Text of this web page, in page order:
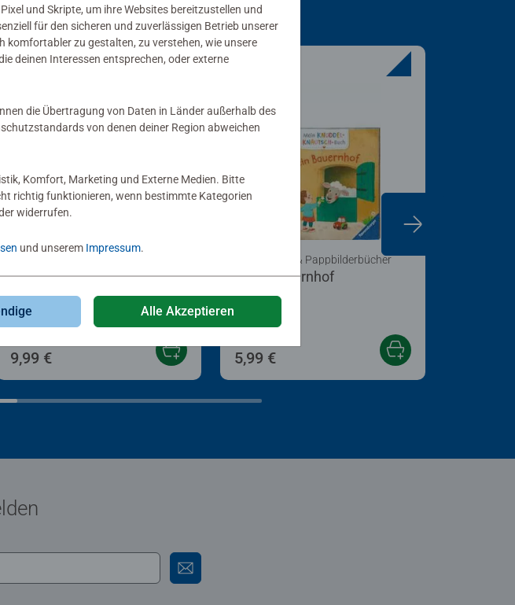
Tiere im Wald
9,99 €
Mein Bauernhof
Babybücher & Pappbilderbücher
5,99 €
und Skripte, um ihre Websites bereitzustellen und
für den sicheren und zuverlässigen Betrieb unserer
komfortabler zu gestalten, zu verstehen, wie unsere
deinen Interessen entsprechen, oder externe
die Übertragung von Daten in Länder außerhalb des
von denen deiner Region abweichen
Komfort, Marketing und Externe Medien. Bitte
richtig funktionieren, wenn bestimmte Kategorien
widerrufen.
und unserem Impressum.
Alle Akzeptieren